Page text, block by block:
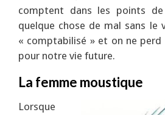
comptent dans les points
quelque chose de mal sans le
« comptabilisé » et on ne
pour notre vie future.
La femme moustique
Lorsque